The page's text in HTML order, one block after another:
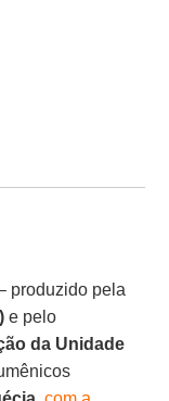
produzido pela
e pelo
da Unidade